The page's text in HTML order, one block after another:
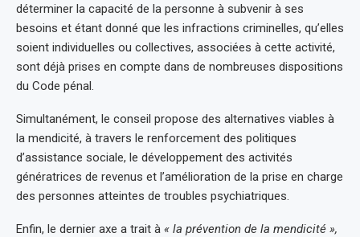
déterminer la capacité de la personne à subvenir à ses
besoins et étant donné que les infractions criminelles, qu’elles
soient individuelles ou collectives, associées à cette activité,
sont déjà prises en compte dans de nombreuses dispositions
du Code pénal.
Simultanément, le conseil propose des alternatives viables à
la mendicité, à travers le renforcement des politiques
d’assistance sociale, le développement des activités
génératrices de revenus et l’amélioration de la prise en charge
des personnes atteintes de troubles psychiatriques.
Enfin, le dernier axe a trait à « la prévention de la mendicité »,